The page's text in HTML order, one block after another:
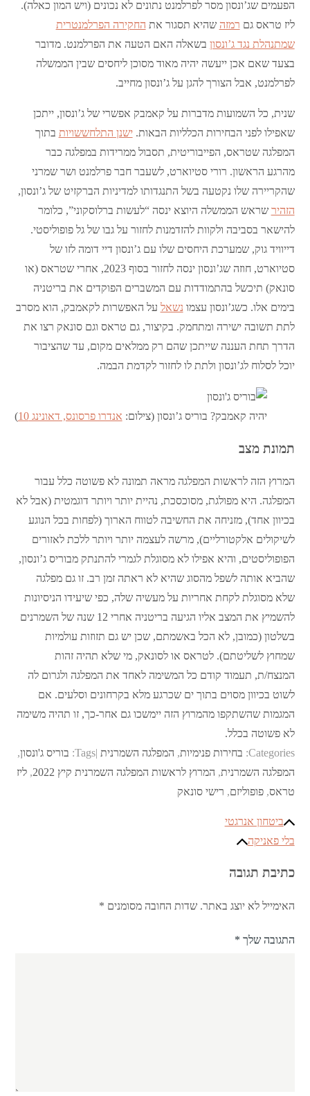
הפעמים שג’ונסון מסר לפרלמנט נתונים לא נכונים (ויש המון כאלה).
ליז טראס גם רמזה שהיא תסגור את החקירה הפרלמנטרית
שמתנהלת נגד ג’ונסון בשאלה האם הטעה את הפרלמנט. מדובר
בצעד שאם אכן ייעשה יהיה מאוד מסוכן ליחסים שבין הממשלה
לפרלמנט, אבל הצורך להגן על ג’ונסון מחייב.
שנית, כל השמועות מדברות על קאמבק אפשרי של ג’ונסון, ייתכן
שאפילו לפני הבחירות הכלליות הבאות.ישנן התלחששויות בתוך
המפלגה שטראס, הפייבוריטית, תסבול ממרידות במפלגה כבר
מהרגע הראשון. רורי סטיוארט, לשעבר חבר פרלמנט ושר שמרני
שהקריירה שלו נקטעה בשל התנגדותו למדיניות הברקזיט של ג’ונסון,
הזהיר שראש הממשלה היוצא ינסה “לעשות ברלוסקוני”, כלומר
להישאר בסביבה ולקוות להזדמנות לחזור על גבו של גל פופוליסטי.
דייוויד גוק, שמערכת היחסים שלו עם ג’ונסון דיי דומה לזו של
סטיוארט, חוזה שג’ונסון ינסה לחזור בסוף 2023, אחרי שטראס (או
סונאק) תיכשל בהתמודדות עם המשברים הפוקדים את בריטניה
בימים אלו. כשג’ונסון עצמו נשאל על האפשרות לקאמבק, הוא מסרב
לתת תשובה ישירה ומתחמק. בקיצור, גם טראס וגם סונאק רצו את
הדרך תחת העננה שייתכן שהם רק ממלאים מקום, עד שהציבור
יוכל לסלוח לג’ונסון ולתת לו לחזור לקדמת הבמה.
יהיה קאמבק? בוריס ג’ונסון (צילום: אנדרו פרסונס, דאונינג 10 )
תמונת מצב
המרוץ הזה לראשות המפלגה מראה תמונה לא פשוטה כלל עבור
המפלגה. היא מפולגת, מסוכסכת, נהיית יותר ויותר דוגמטית (אבל לא
בכיוון אחד), מזניחה את החשיבה לטווח הארוך (לפחות בכל הנוגע
לשיקולים אלקטורליים), מרשה לעצמה יותר ויותר ללכת לאזורים
הפופוליסטים, והיא אפילו לא מסוגלת לגמרי להתנתק מבוריס ג’ונסון,
שהביא אותה לשפל מהסוג שהיא לא ראתה זמן רב. זו גם מפלגה
שלא מסוגלת לקחת אחריות על מעשיה שלה, כפי שיעידו הניסיונות
להשמיץ את המצב אליו הגיעה בריטניה אחרי 12 שנה של השמרנים
בשלטון (כמובן, לא הכל באשמתם, שכן יש גם תזוזות עולמיות
שמחוץ לשליטתם). לטראס או לסונאק, מי שלא תהיה זהות
המנצח/ת, תעמוד קודם כל המשימה לאחד את המפלגה ולגרום לה
לשוט בכיוון מסוים בתוך ים שכרגע מלא בקרחונים וסלעים. אם
המגמות שהשתקפו מהמרוץ הזה יימשכו גם אחר-כך, זו תהיה משימה
לא פשוטה בכלל.
Categories: בחירות פנימיות, המפלגה השמרנית Tags: בוריס ג'ונסון,
המפלגה השמרנית, המרוץ לראשות המפלגה השמרנית קיץ 2022 ,ליז
טראס,פופוליזם, רישי סונאק
ניווט
ביטחון אנרגטי
בלי פאניקה
כתיבת תגובה
האימייל לא יוצג באתר. שדות החובה מסומנים *
התגובה שלך *